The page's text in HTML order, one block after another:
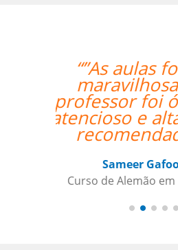
“”A
professora
bastante
conseguiu
Skype me
passos de
Antonio